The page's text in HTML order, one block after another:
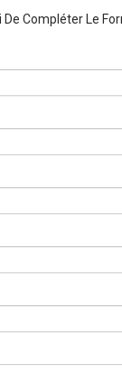
De Compléter Le